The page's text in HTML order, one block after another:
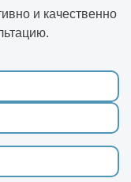
и качественно